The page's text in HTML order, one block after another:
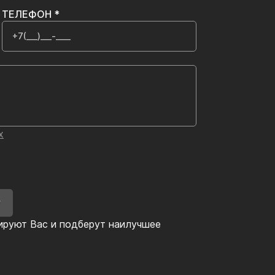
Вас и подберут наилучшее
ТЕЛЕФОН *